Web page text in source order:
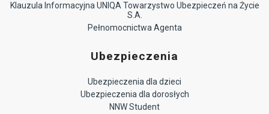
Klauzula Informacyjna UNIQA Towarzystwo Ubezpieczeń na Życie
S.A.
Pełnomocnictwa Agenta
Ubezpieczenia
Ubezpieczenia dla dzieci
Ubezpieczenia dla dorosłych
NNW Student